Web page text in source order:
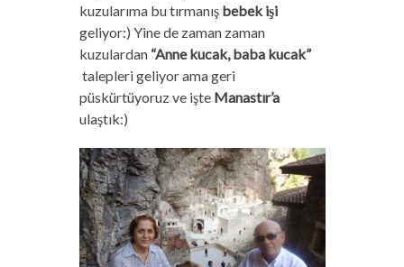
kuzularıma bu tırmanış bebek işi
geliyor:) Yine de zaman zaman
kuzulardan“Anne kucak, baba kucak”
talepleri geliyor ama geri
püskürtüyoruz ve işte Manastır’a
ulaştık:)